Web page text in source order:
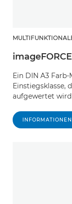
Ein DIN A3
Einstiegsklasse,
aufgewertet wird